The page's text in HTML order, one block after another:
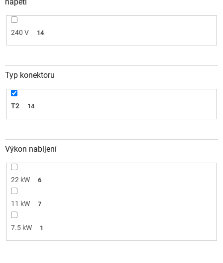
240 V 14
Typ konektoru
T2 14
Výkon nabíjení
22 kW 6
11 kW 7
7.5 kW 1